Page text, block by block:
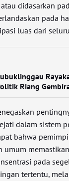
didasarkan
pada
luas dari
Riang
dalam sistem
bahwa
pada
tertentu,